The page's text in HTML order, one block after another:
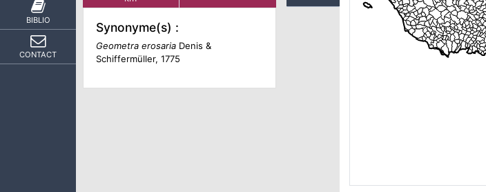
BIBLIO
CONTACT
Synonyme(s) :
Geometra erosariaDenis &
Schiffermüller, 1775